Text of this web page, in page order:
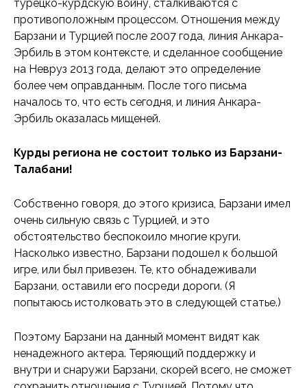
турецко-курдскую войну, сталкиваются с
противоположным процессом. Отношения между
Барзани и Турцией после 2007 года, линия Анкара-
Эрбиль в этом контексте, и сделанное сообщение
на Невруз 2013 года, делают это определение
более чем оправданным. После того письма
началось то, что есть сегодня, и линия Анкара-
Эрбиль оказалась мищеней.
Курды региона не состоит только из Барзани-
Талабани!
Собственно говоря, до этого кризиса, Барзани имел
очень сильную связь с Турцией, и это
обстоятельство беспокоило многие круги.
Насколько известно, Барзани подошел к большой
игре, или был привезен. Те, кто обнадеживали
Барзани, оставили его посреди дороги. (Я
попытаюсь истолковать это в следующей статье.)
Поэтому Барзани на данный момент видят как
ненадежного актера. Теряющий поддержку и
внутри и снаружи Барзани, скорей всего, не сможет